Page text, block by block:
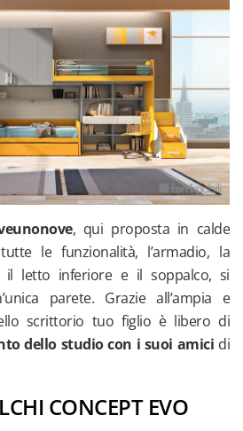
, qui proposta in calde
le funzionalità, l’armadio, la
il letto inferiore e il soppalco, si
parete. Grazie all’ampia e
scrittorio tuo figlio è libero di
dello studio con i suoi amici di
CONCEPT EVO